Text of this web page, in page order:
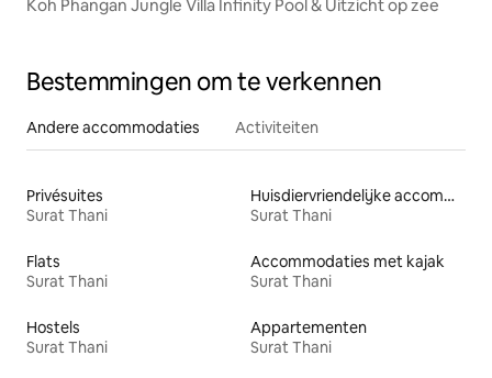
Koh Phangan Jungle Villa Infinity Pool & Uitzicht op zee
Bestemmingen om te verkennen
Andere accommodaties Activiteiten
Privésuites
Surat Thani
Huisdiervriendelijke accommodaties
Surat Thani
Flats
Surat Thani
Accommodaties met kajak
Surat Thani
Hostels
Surat Thani
Appartementen
Surat Thani